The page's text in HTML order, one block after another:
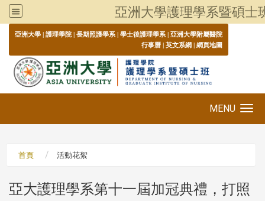
亞洲大學護理學系暨碩士
亞洲大學 | 護理學院 | 長期照護學系 | 學士後護理學系 | 亞洲大學附屬醫院
行事曆 | 英文系網 | 網頁地圖
MENU
首頁 活動花絮
亞大護理學系第十一屆加冠典禮，打照